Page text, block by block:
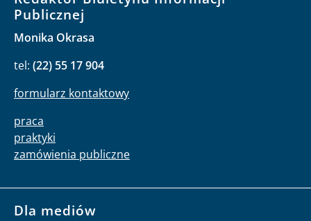
Publicznej
Monika Okrasa
tel: (22) 55 17 904
formularz kontaktowy
praca
praktyki
zamówienia publiczne
Dla mediów